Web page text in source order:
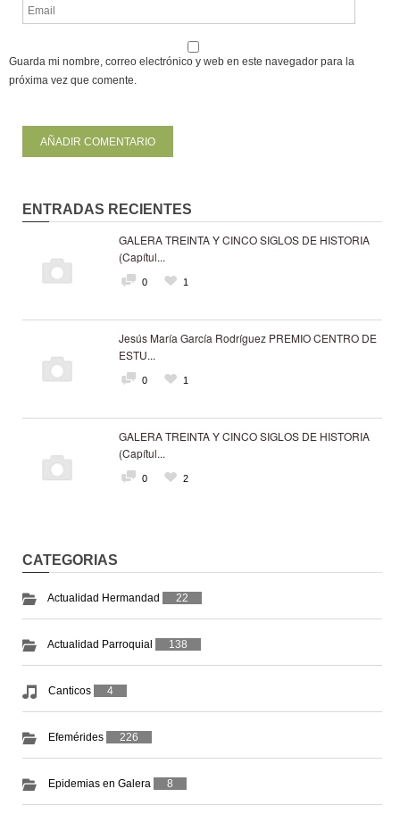
Guarda mi nombre, correo electrónico y web en este navegador para la
próxima vez que comente.
ENTRADAS RECIENTES
GALERA TREINTA Y CINCO SIGLOS DE HISTORIA
(Capítul...
0 1
Jesús María García Rodríguez PREMIO CENTRO DE
ESTU...
0 1
GALERA TREINTA Y CINCO SIGLOS DE HISTORIA
(Capítul...
0 2
CATEGORIAS
Actualidad Hermandad 22
Actualidad Parroquial 138
Canticos 4
Efemérides 226
Epidemias en Galera 8